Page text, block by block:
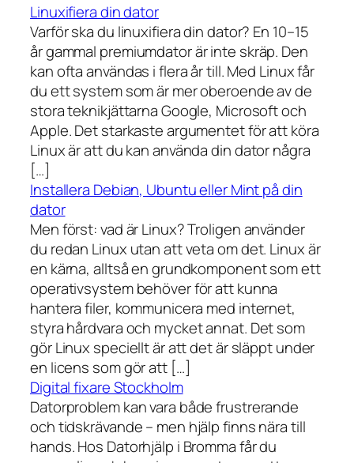
Linuxifiera din dator
Varför ska du linuxifiera din dator? En 10–15
år gammal premiumdator är inte skräp. Den
kan ofta användas i flera år till. Med Linux får
du ett system som är mer oberoende av de
stora teknikjättarna Google, Microsoft och
Apple. Det starkaste argumentet för att köra
Linux är att du kan använda din dator några
[…]
Installera Debian, Ubuntu eller Mint på din
dator
Men först: vad är Linux? Troligen använder
du redan Linux utan att veta om det. Linux är
en kärna, alltså en grundkomponent som ett
operativsystem behöver för att kunna
hantera filer, kommunicera med internet,
styra hårdvara och mycket annat. Det som
gör Linux speciellt är att det är släppt under
en licens som gör att […]
Digital fixare Stockholm
Datorproblem kan vara både frustrerande
och tidskrävande – men hjälp finns nära till
hands. Hos Datorhjälp i Bromma får du